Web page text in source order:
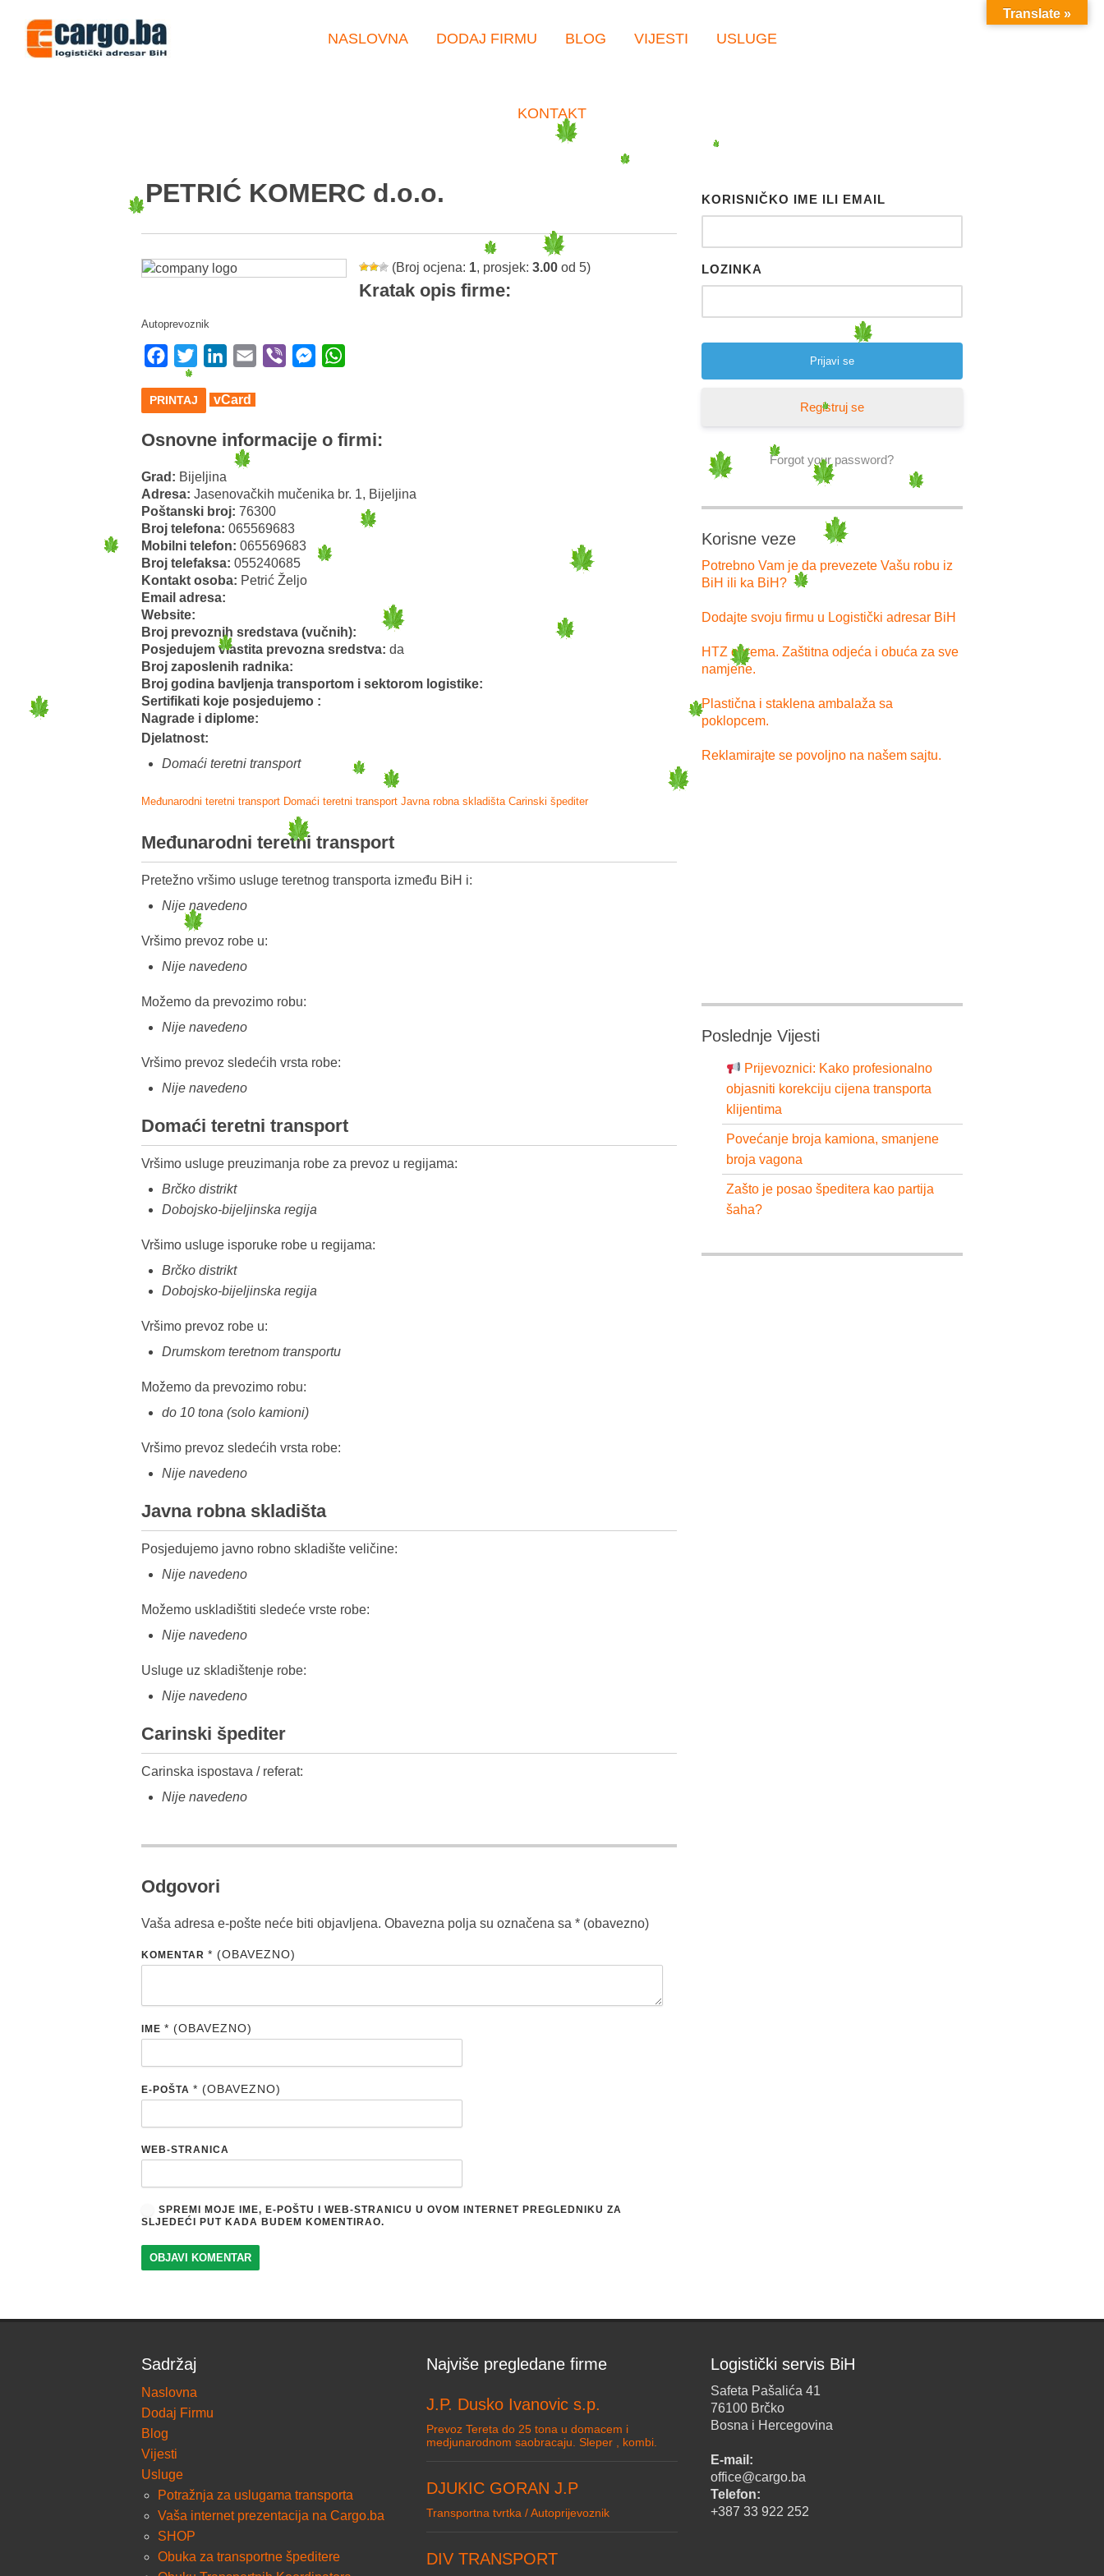
NASLOVNA DODAJ FIRMU BLOG VIJESTI USLUGE
KONTAKT
PETRIĆ KOMERC d.o.o.
(Broj ocjena: 1, prosjek: 3.00 od 5)
Kratak opis firme:
Autoprevoznik
Facebook
Twitter LinkedIn
Email Viber Messenger
PRINTAJ vCard
Osnovne informacije o firmi:
Grad: Bijeljina
Adresa: Jasenovačkih mučenika br. 1, Bijeljina
Poštanski broj: 76300
Broj telefona: 065569683
Mobilni telefon: 065569683
Broj telefaksa: 055240685
Kontakt osoba: Petrić Željo
Email adresa:
Website:
Broj prevoznih sredstava (vučnih):
Posjedujem vlastita prevozna sredstva: da
Broj zaposlenih radnika:
Broj godina bavljenja transportom i sektorom logistike:
Sertifikati koje posjedujemo :
Nagrade i diplome:
Djelatnost:
Domaći teretni transport
Međunarodni teretni transport Domaći teretni transport Javna robna skladišta Carinski špediter
Međunarodni teretni transport
Pretežno vršimo usluge teretnog transporta između BiH i:
Nije navedeno
Vršimo prevoz robe u:
Nije navedeno
Možemo da prevozimo robu:
Nije navedeno
Vršimo prevoz sledećih vrsta robe:
Nije navedeno
Domaći teretni transport
Vršimo usluge preuzimanja robe za prevoz u regijama:
Brčko distrikt
Dobojsko-bijeljinska regija
Vršimo usluge isporuke robe u regijama:
Brčko distrikt
Dobojsko-bijeljinska regija
Vršimo prevoz robe u:
Drumskom teretnom transportu
Možemo da prevozimo robu:
do 10 tona (solo kamioni)
Vršimo prevoz sledećih vrsta robe:
Nije navedeno
Javna robna skladišta
Posjedujemo javno robno skladište veličine:
Nije navedeno
Možemo uskladištiti sledeće vrste robe:
Nije navedeno
Usluge uz skladištenje robe:
Nije navedeno
Carinski špediter
Carinska ispostava / referat:
Nije navedeno
Odgovori
Vaša adresa e-pošte neće biti objavljena. Obavezna polja su označena sa * (obavezno)
KOMENTAR * (OBAVEZNO)
IME * (OBAVEZNO)
E-POŠTA * (OBAVEZNO)
WEB-STRANICA
SPREMI MOJE IME, E-POŠTU I WEB-STRANICU U OVOM INTERNET PREGLEDNIKU ZA
SLJEDEĆI PUT KADA BUDEM KOMENTIRAO.
KORISNIČKO IME ILI EMAIL
LOZINKA
Registruj se
Forgot your password?
Korisne veze
Potrebno Vam je da prevezete Vašu robu iz
BiH ili ka BiH?
Dodajte svoju firmu u Logistički adresar BiH
HTZ oprema. Zaštitna odjeća i obuća za sve
namjene.
Plastična i staklena ambalaža sa
poklopcem.
Reklamirajte se povoljno na našem sajtu.
Poslednje Vijesti
Prijevoznici: Kako profesionalno
objasniti korekciju cijena transporta
klijentima
Povećanje broja kamiona, smanjene
broja vagona
Zašto je posao špeditera kao partija
šaha?
Sadržaj
Naslovna
Dodaj Firmu
Blog
Vijesti
Usluge
Potražnja za uslugama transporta
Vaša internet prezentacija na Cargo.ba
SHOP
Obuka za transportne špeditere
Najviše pregledane firme
J.P. Dusko Ivanovic s.p.
Prevoz Tereta do 25 tona u domacem i
medjunarodnom saobracaju. Sleper , kombi.
DJUKIC GORAN J.P
Transportna tvrtka / Autoprijevoznik
DIV TRANSPORT
Logistički servis BiH
Safeta Pašalića 41
76100 Brčko
Bosna i Hercegovina
E-mail:
office@cargo.ba
Telefon:
+387 33 922 252
Translate »